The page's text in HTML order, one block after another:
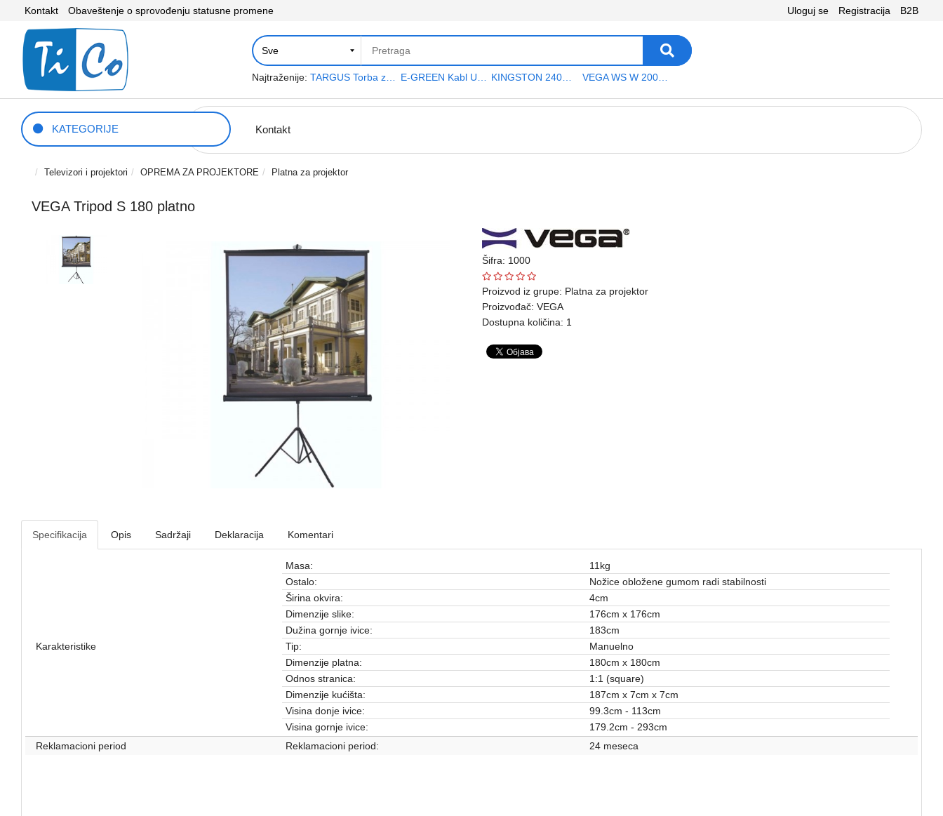
Kontakt Obaveštenje o sprovođenju statusne promene Uloguj se Registracija B2B
Najtraženije: TARGUS Torba za notebook 15.6" TAR300 VEGA WS W 200 platno
KATEGORIJE Kontakt
Televizori i projektori OPREMA ZA PROJEKTORE Platna za projektor
VEGA Tripod S 180 platno
Šifra: 1000
Proizvod iz grupe: Platna za projektor
Proizvođač: VEGA
Dostupna količina: 1
Specifikacija Opis Sadržaji Deklaracija Komentari
Karakteristike
Masa:
11kg
Ostalo:
Nožice obložene gumom radi stabilnosti
Širina okvira:
4cm
Dimenzije slike:
176cm x 176cm
Dužina gornje ivice:
183cm
Tip:
Manuelno
Dimenzije platna:
180cm x 180cm
Odnos stranica:
1:1 (square)
Dimenzije kućišta:
187cm x 7cm x 7cm
Visina donje ivice:
99.3cm - 113cm
Visina gornje ivice:
179.2cm - 293cm
Reklamacioni period
Reklamacioni period: 24 meseca